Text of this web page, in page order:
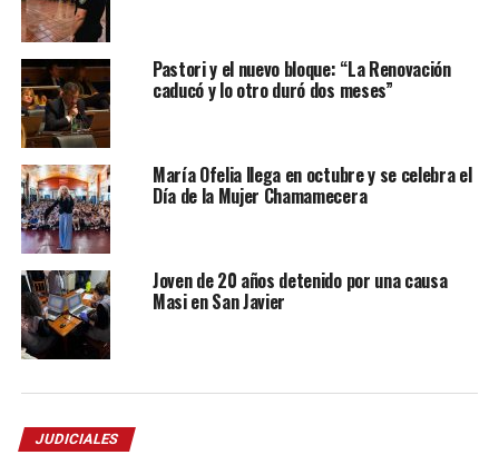
Pastori y el nuevo bloque: “La Renovación
caducó y lo otro duró dos meses”
María Ofelia llega en octubre y se celebra el
Día de la Mujer Chamamecera
Joven de 20 años detenido por una causa
Masi en San Javier
JUDICIALES